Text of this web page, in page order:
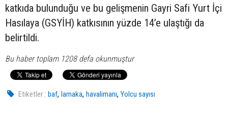
katkıda bulunduğu ve bu gelişmenin Gayri Safi Yurt İçi
Hasılaya (GSYİH) katkısının yüzde 14’e ulaştığı da
belirtildi.
Bu haber toplam 1208 defa okunmuştur
Etiketler : baf,larnaka,havalimanı,Yolcu sayısı